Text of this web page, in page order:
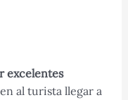
excelentes
al turista llegar a